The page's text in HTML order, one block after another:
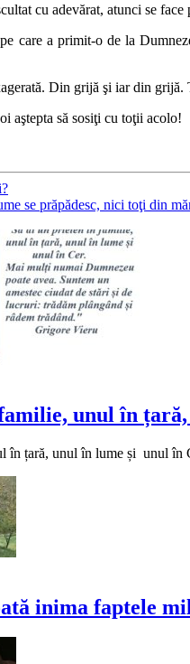
cu adevărat, atunci se
care a primit-o de la
Din grijă şi iar din
aştepta să sosiţi cu toţii acolo!
se prăpădesc, nici toţi din
unul în
în țară, unul în lume și unul în
inima faptele